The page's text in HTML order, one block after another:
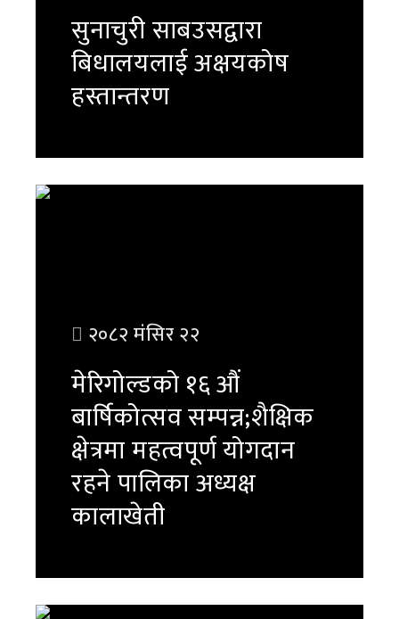
सुनाचुरी साबउसद्वारा
बिधालयलाई अक्षयकोष
हस्तान्तरण
२०८२ मंसिर २२
मेरिगोल्डको १६ औं
बार्षिकोत्सव सम्पन्न;शैक्षिक
क्षेत्रमा महत्वपूर्ण योगदान
रहने पालिका अध्यक्ष
कालाखेती